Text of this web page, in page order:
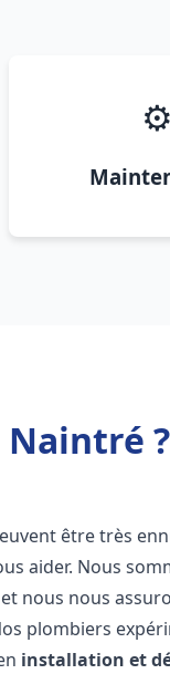
⚙️
?
être très
aider. Nous
et nous nous
plombiers
installation et